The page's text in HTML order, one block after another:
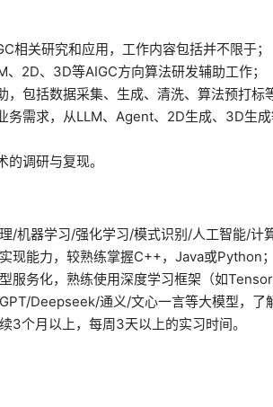
相关研究和应用，工作内容包括并不限于；
、2D、3D等AIGC方向算法研发辅助工作；
，包括数据采集、生成、清洗、算法预打标
务需求，从LLM、Agent、2D生成、3D生
的调研与复现。
/机器学习/强化学习/模式识别/人工智能/计
现能力，较熟练掌握C++，Java或Python；
服务化，熟练使用深度学习框架（如
Deepseek/通义/文心一言等大模型，了
3个月以上，每周3天以上的实习时间。